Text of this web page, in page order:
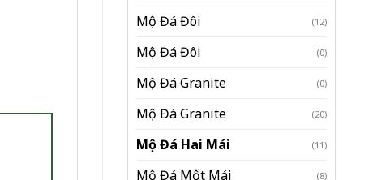
Mộ Đá Đôi (12)
Mộ Đá Đôi (0)
Mộ Đá Granite (0)
Mộ Đá Granite (20)
Mộ Đá Hai Mái (11)
Mộ Đá Một Mái (8)